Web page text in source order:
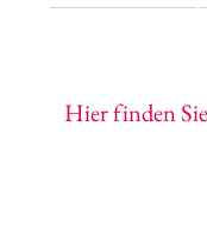
Hier finden